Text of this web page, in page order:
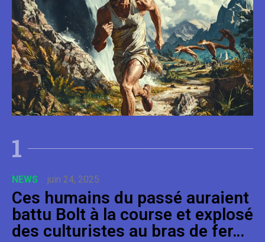
TRAINING
Synergie fitness : comment combiner les
disciplines pour progresser vraiment
1
NEWS juin 24, 2025
Ces humains du passé auraient
battu Bolt à la course et explosé
des culturistes au bras de fer…